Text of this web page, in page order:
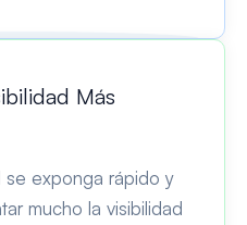
Más
exponga rápido y
mucho la visibilidad